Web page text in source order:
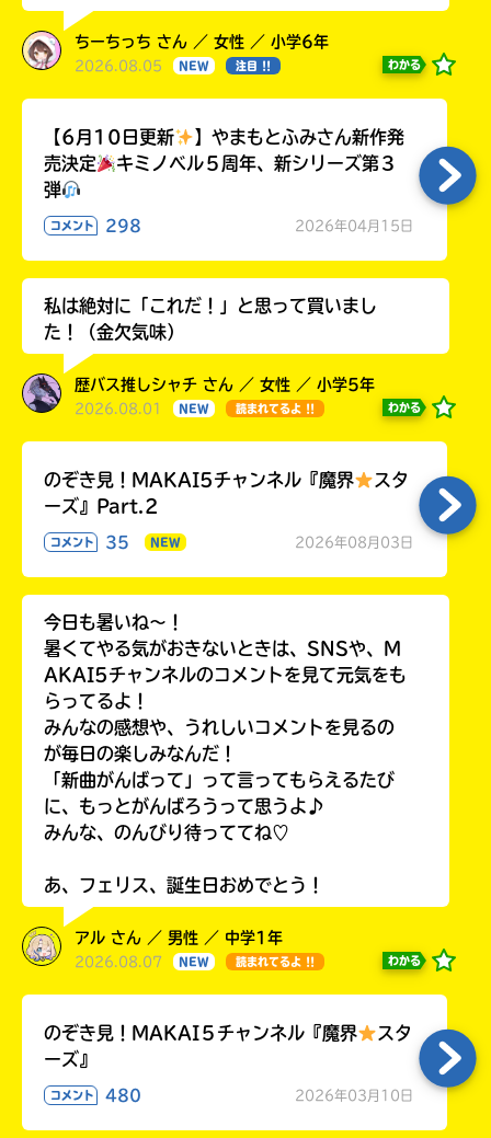
ちーちっち さん ／ 女性 ／ 小学6年
2026.08.05 NEW 注目 !! わかる
【6月10日更新
】やまもとふみさん新作発
売決定
キミノベル５周年、新シリーズ第３
弾
コメント 298 2026年04月15日
私は絶対に「これだ！」と思って買いまし
た！（金欠気味）
歴バス推しシャチ さん ／ 女性 ／ 小学5年
2026.08.01 NEW 読まれてるよ !! わかる
のぞき見！MAKAI5チャンネル『魔界
スタ
ーズ』Part.2
コメント 35 NEW 2026年08月03日
今日も暑いね〜！
暑くてやる気がおきないときは、SNSや、M
AKAI5チャンネルのコメントを見て元気をも
らってるよ！
みんなの感想や、うれしいコメントを見るの
が毎日の楽しみなんだ！
「新曲がんばって」って言ってもらえるたび
に、もっとがんばろうって思うよ♪
みんな、のんびり待っててね♡
あ、フェリス、誕生日おめでとう！
アル さん ／ 男性 ／ 中学1年
2026.08.07 NEW 読まれてるよ !! わかる
のぞき見！MAKAI５チャンネル『魔界
スタ
ーズ』
コメント 480 2026年03月10日